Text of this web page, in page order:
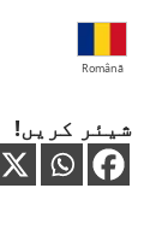
Română
شیئر کریں!